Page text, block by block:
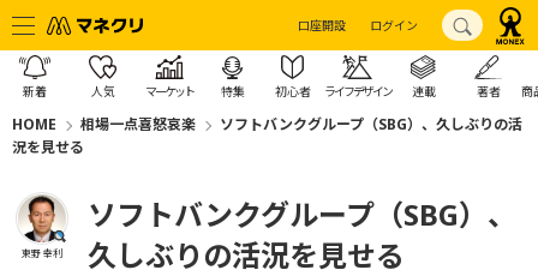
口座開設 ログイン
新着 人気 マーケット 特集 初心者 ライフデザイン 連載 著者 商
HOME 相場一点喜怒哀楽
ソフトバンクグループ（SBG）、久しぶりの活
況を見せる
東野 幸利
ソフトバンクグループ（SBG）、
久しぶりの活況を見せる